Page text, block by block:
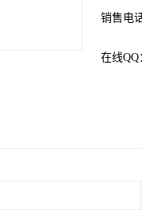
销售电
在线QQ